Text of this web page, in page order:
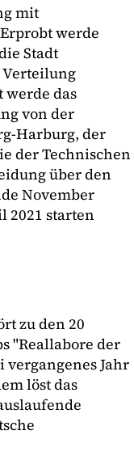
mit
werde
Stadt
werde das
von der
Harburg, der
der Technischen
über den
November
2021 starten
zu den 20
"Reallabore der
Jahr
löst das